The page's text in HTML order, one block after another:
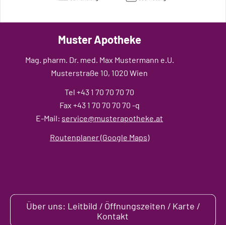
Muster Apotheke
Mag. pharm. Dr. med. Max Mustermann e.U.
Musterstraße 10, 1020 Wien
Tel +43 1 70 70 70 70
Fax +43 1 70 70 70 70 -q
E-Mail: service@musterapotheke.at
Routenplaner (Google Maps)
Über uns: Leitbild / Öffnungszeiten / Karte /
Kontakt